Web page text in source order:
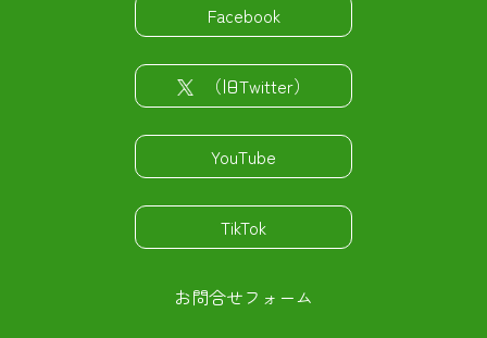
Facebook
（旧Twitter）
YouTube
TikTok
お問合せフォーム